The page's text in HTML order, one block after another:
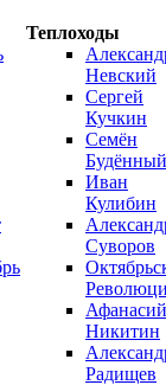
Теплоходы
Невский
Сергей
Кучкин
Семён
Будённый
Иван
Кулибин
Суворов
Афанасий
Никитин
Радищев